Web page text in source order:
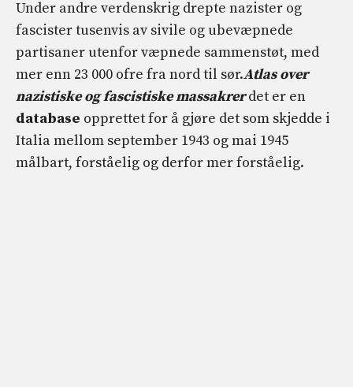
Under andre verdenskrig drepte nazister og
fascister tusenvis av sivile og ubevæpnede
partisaner utenfor væpnede sammenstøt, med
mer enn 23 000 ofre fra nord til sør.Atlas over
nazistiske og fascistiske massakrerdet er en
database opprettet for å gjøre det som skjedde i
Italia mellom september 1943 og mai 1945
målbart, forståelig og derfor mer forståelig.